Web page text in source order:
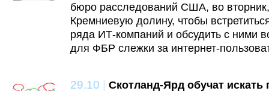
бюро расследований США, во
Кремниевую долину, чтобы
ряда ИТ-компаний и обсудить с ними
для ФБР слежки за интернет-
29.10 | Скотланд-Ярд обучат искать